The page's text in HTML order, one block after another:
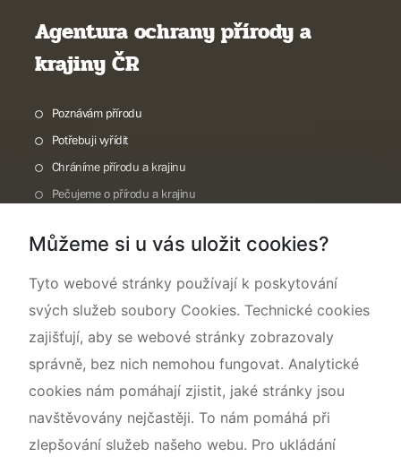
Agentura ochrany přírody a
krajiny ČR
Poznávám přírodu
Potřebuji vyřídit
Chráníme přírodu a krajinu
Pečujeme o přírodu a krajinu
O nás
Můžeme si u vás uložit cookies?
Tyto webové stránky používají k poskytování
svých služeb soubory Cookies. Technické cookies
zajišťují, aby se webové stránky zobrazovaly
správně, bez nich nemohou fungovat. Analytické
cookies nám pomáhají zjistit, jaké stránky jsou
navštěvovány nejčastěji. To nám pomáhá při
zlepšování služeb našeho webu. Pro ukládání